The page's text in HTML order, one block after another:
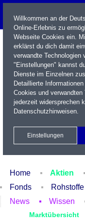
Name / WKN / ISIN / Kürzel
Xetra Realtime
Home Aktien
Fonds
Rohstoffe
News
Wissen
Marktübersicht
Willkommen an der
Online-Erlebnis zu
Webseite Cookies ein.
erklärst du dich damit
verwandte Technologien
"Einstellungen" kannst
Dienste im Einzelnen
Detaillierte
Cookies und
jederzeit widersprechen
Datenschutzhinweisen.
Einstellungen